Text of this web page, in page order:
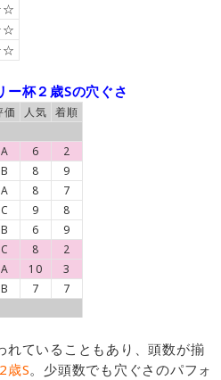
杯２歳Sの穴ぐさ
価 人気
着順
A 6
2
B 8
9
A 8
7
C 9
8
B 6
9
C 8
2
A 10
3
B 7
7
れていることもあり、頭数が揃
歳S。少頭数でも穴ぐさのパフォ